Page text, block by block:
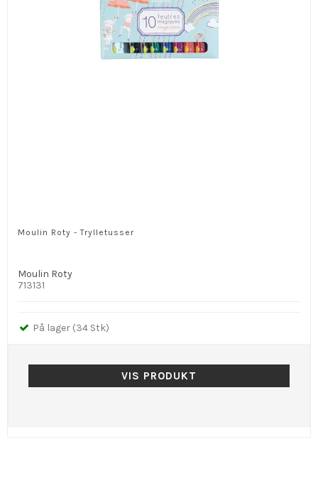
Moulin Roty - Trylletusser
Moulin Roty
713131
På lager (34 Stk)
VIS PRODUKT